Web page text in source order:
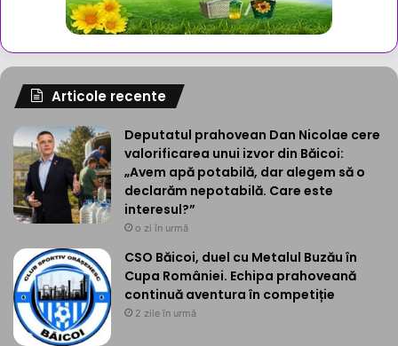
Articole recente
Deputatul prahovean Dan Nicolae cere
valorificarea unui izvor din Băicoi:
„Avem apă potabilă, dar alegem să o
declarăm nepotabilă. Care este
interesul?”
o zi în urmă
CSO Băicoi, duel cu Metalul Buzău în
Cupa României. Echipa prahoveană
continuă aventura în competiție
2 zile în urmă